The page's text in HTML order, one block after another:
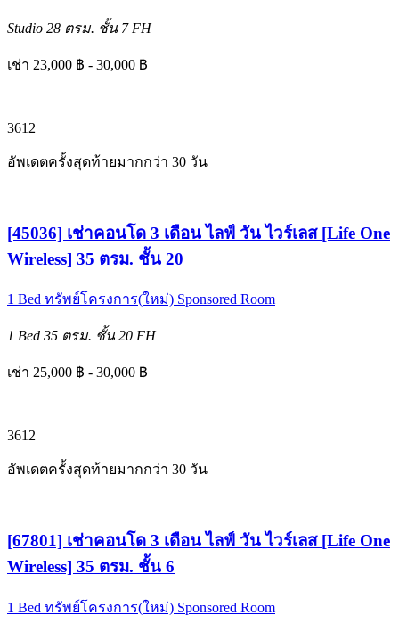
Studio 28 ตรม. ชั้น 7 FH
เช่า 23,000 ฿ - 30,000 ฿
3612
อัพเดตครั้งสุดท้ายมากกว่า 30 วัน
[45036] เช่าคอนโด 3 เดือน ไลฟ์ วัน ไวร์เลส [Life One
Wireless] 35 ตรม. ชั้น 20
1 Bed ทรัพย์โครงการ(ใหม่) Sponsored Room
1 Bed 35 ตรม. ชั้น 20 FH
เช่า 25,000 ฿ - 30,000 ฿
3612
อัพเดตครั้งสุดท้ายมากกว่า 30 วัน
[67801] เช่าคอนโด 3 เดือน ไลฟ์ วัน ไวร์เลส [Life One
Wireless] 35 ตรม. ชั้น 6
1 Bed ทรัพย์โครงการ(ใหม่) Sponsored Room